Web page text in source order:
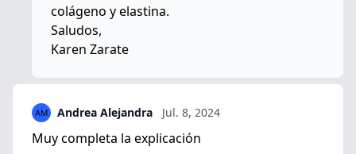
colágeno y elastina.
Saludos,
Karen Zarate
Andrea Alejandra Jul. 8, 2024
Muy completa la explicación